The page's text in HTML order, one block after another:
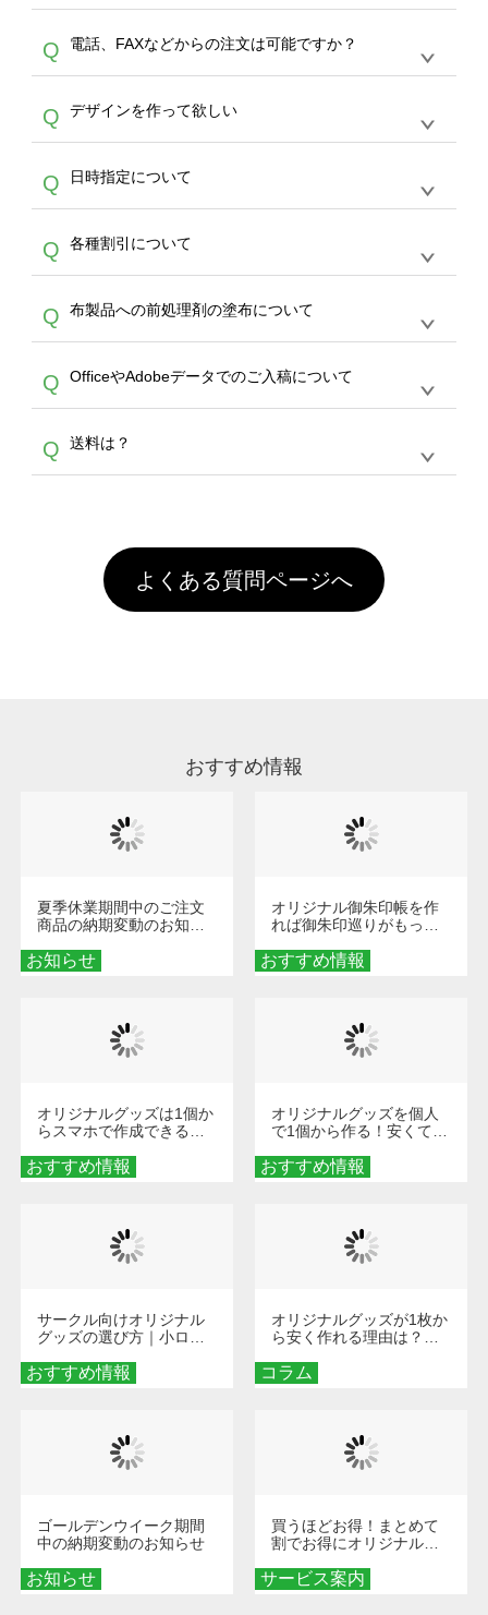
デザインの作成から決済まで完了できます。
30枚以上やシルク印刷など、大口注文の場合
は、サポートが担当するエコバッグコンシェル
やタンブラーコンシェルをご利用ください。製
作する数量が多ければ多いほど、オンデマンド
サービスよりも低価格で製作することが可能で
す。
A
ドできるデータ形式は、JPG / PNG / AI / PSD /
PDF 形式になります。データの最大サイズ
写真などもアップロード可能です。使用できな
い画像はエラーになります。（※ Illustratorか
らの直接入稿には対応していません。AIで保存
し、デザインツールからアップロードして下さ
い）
Q 電話、FAXなどからの注文は可能ですか？
A
文のみ受け付けております。30個以上のご製
作をお考えの方は、サポートが担当するエコバ
スをご利用頂ければ、電話やFAX、メールなど
でご注文が可能です。
Q デザインを作って欲しい
A
を作って欲しい。などの場合は、製作数量が
30個以上であれば、サポート担当が、デザイ
バッグコンシェル
サー
ビスをご利用ください。(※ 30個以下の場合
は、デザインツールをご利用ください)
Q 日時指定について
A
ん。発送後18時以降に配送業者・伝票番号を
メールでお知らせいたしますので、直接配送業
者にご連絡いただき調整をお願い致します。
Q 各種割引について
A
カート内で自動的に割引(最大50%)が適用され
ます。 【付与ポイント】購入金額の1％が1ポ
イントとして付与され、次回ご注文時に1ポイ
ント＝1円としてお使いいただけます。ポイン
トは発送完了の翌日に付与され、次回ご注文時
からご利用頂けます。ポイントの有効期限は一
年間です。【会員ランク】過去10カ月のご注
文回数により会員ランク割引(最大5%)が適用
頂いても、ログインがされていなければ、ラン
クにカウントがされません。
Q 布製品への前処理剤の塗布について
A
意点（前処理剤）】カラー生地（Tシャツのホ
ワイト、トートバッグのナチュラル、ホワイト
といって、プリントを定着させるための処理剤
を塗布しており、短納期・低価格で商品をお届
害な性質で、水洗いで落とすことが可能です。
お手数ですが、お客様ご自身にて着用前に落と
していただけますようお願いいたします。※1
通常注文・直送機能でのご注文に関わらず、前
Q OfficeやAdobeデータでのご入稿について
A
ません。いずれのデータも該当デザインのみ画
像(JPEG,PNG,GIF,PDF)に変換、またはAdobe
Q 送料は？
引」などによるお値引きで4,000円未満になる
場合は送料がかかりますので、ご注意くださ
い。
よくある質問ページへ
おすすめ情報
お知らせ
夏季休業期間中のご注文
商品の納期変動のお知ら
おすすめ情報
オリジナル御朱印帳を作
れば御朱印巡りがもっと
ダーメイドする魅力と選
び方
おすすめ情報
オリジナルグッズは1個か
らスマホで作成できる！
くなる巾着＆ポーチ活用
術
おすすめ情報
オリジナルグッズを個人
で1個から作る！安くて簡
秘訣
おすすめ情報
サークル向けオリジナル
グッズの選び方｜小ロッ
める秘訣
コラム
オリジナルグッズが1枚か
ら安く作れる理由は？オ
とメリットを解説
お知らせ
ゴールデンウイーク期間
中の納期変動のお知らせ
サービス案内
買うほどお得！まとめて
割でお得にオリジナルグ